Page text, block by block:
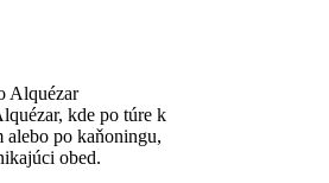
kde po túre k
po kaňoningu,
obed.